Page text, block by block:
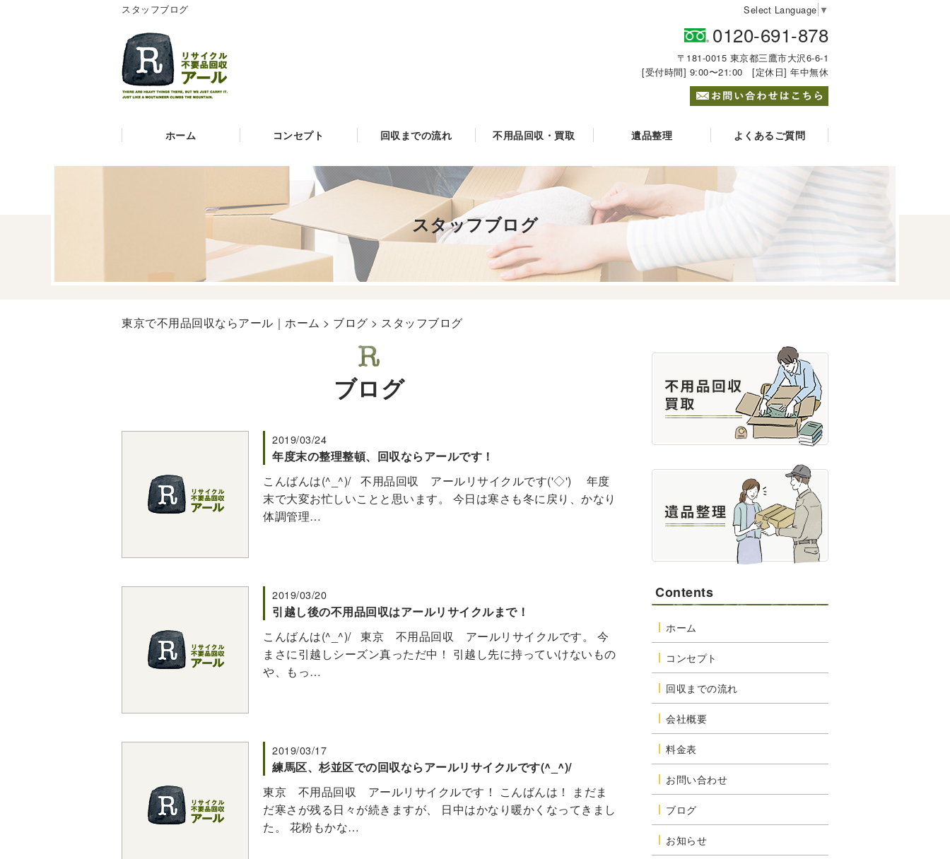
スタッフブログ Select Language ▼
0120-691-878
〒181-0015 東京都三鷹市大沢6-6-1
[受付時間] 9:00〜21:00 [定休日] 年中無休
ホーム コンセプト 回収までの流れ 不用品回収・買取 遺品整理 よくあるご質問
スタッフブログ
東京で不用品回収ならアール｜ホーム > ブログ > スタッフブログ
ブログ
2019/03/24
年度末の整理整頓、回収ならアールです！
こんばんは(^_^)/ 不用品回収 アールリサイクルです('◇')ゞ 年度
末で大変お忙しいことと思います。 今日は寒さも冬に戻り、かなり
体調管理…
2019/03/20
引越し後の不用品回収はアールリサイクルまで！
こんばんは(^_^)/ 東京 不用品回収 アールリサイクルです。 今
まさに引越しシーズン真っただ中！ 引越し先に持っていけないもの
や、もっ…
2019/03/17
練馬区、杉並区での回収ならアールリサイクルです(^_^)/
東京 不用品回収 アールリサイクルです！ こんばんは！ まだま
だ寒さが残る日々が続きますが、 日中はかなり暖かくなってきまし
た。 花粉もかな…
Contents
ホーム
コンセプト
回収までの流れ
会社概要
料金表
お問い合わせ
ブログ
お知らせ